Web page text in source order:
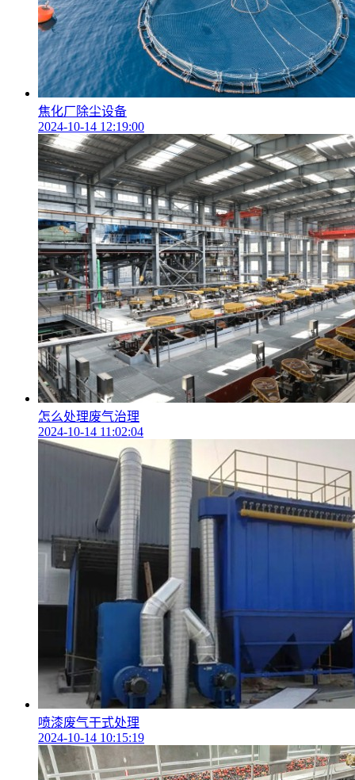
焦化厂除尘设备
2024-10-14 12:19:00
怎么处理废气治理
2024-10-14 11:02:04
喷漆废气干式处理
2024-10-14 10:15:19